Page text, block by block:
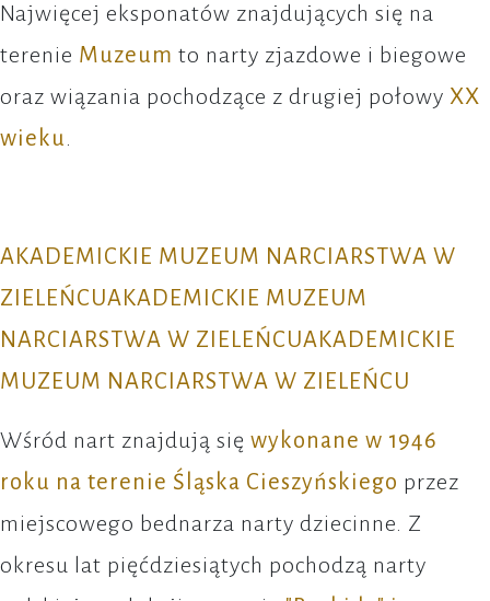
Najwięcej eksponatów znajdujących się na
terenie Muzeum to narty zjazdowe i biegowe
oraz wiązania pochodzące z drugiej połowy XX
wieku
AKADEMICKIE MUZEUM NARCIARSTWA W
ZIELEŃCUAKADEMICKIE MUZEUM
NARCIARSTWA W ZIELEŃCUAKADEMICKIE
MUZEUM NARCIARSTWA W ZIELEŃCU
Wśród nart znajdują się wykonane w 1946
roku na terenie Śląska Cieszyńskiego przez
miejscowego bednarza narty dziecinne. Z
okresu lat pięćdziesiątych pochodzą narty